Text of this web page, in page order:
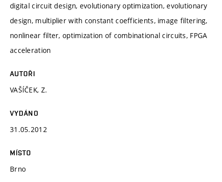
digital circuit design, evolutionary optimization, evolutionary
design, multiplier with constant coefficients, image filtering,
nonlinear filter, optimization of combinational circuits, FPGA
acceleration
AUTOŘI
VAŠÍČEK, Z.
VYDÁNO
31.05.2012
MÍSTO
Brno